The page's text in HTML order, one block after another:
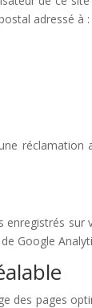
adressé à :
réclamation
Google
pages